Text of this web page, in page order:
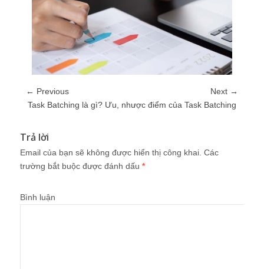
← Previous
Next →
Task Batching là gì? Ưu, nhược điểm của Task Batching
Trả lời
Email của bạn sẽ không được hiển thị công khai. Các
trường bắt buộc được đánh dấu *
Bình luận